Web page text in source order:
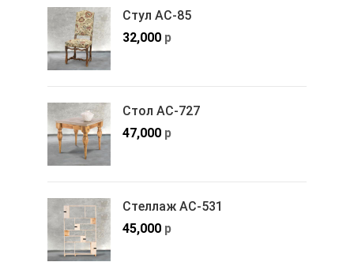
Стул АС-85
32,000 р
Стол АС-727
47,000 р
Стеллаж АС-531
45,000 р